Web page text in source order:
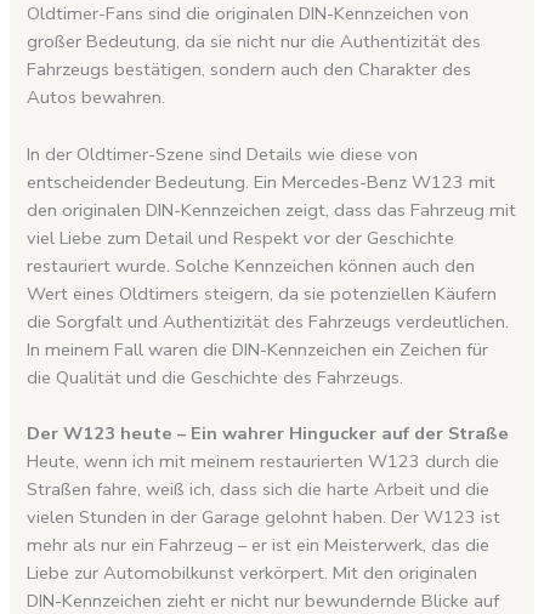
Oldtimer-Fans sind die originalen DIN-Kennzeichen von
großer Bedeutung, da sie nicht nur die Authentizität des
Fahrzeugs bestätigen, sondern auch den Charakter des
Autos bewahren.
In der Oldtimer-Szene sind Details wie diese von
entscheidender Bedeutung. Ein Mercedes-Benz W123 mit
den originalen DIN-Kennzeichen zeigt, dass das Fahrzeug mit
viel Liebe zum Detail und Respekt vor der Geschichte
restauriert wurde. Solche Kennzeichen können auch den
Wert eines Oldtimers steigern, da sie potenziellen Käufern
die Sorgfalt und Authentizität des Fahrzeugs verdeutlichen.
In meinem Fall waren die DIN-Kennzeichen ein Zeichen für
die Qualität und die Geschichte des Fahrzeugs.
Der W123 heute – Ein wahrer Hingucker auf der Straße
Heute, wenn ich mit meinem restaurierten W123 durch die
Straßen fahre, weiß ich, dass sich die harte Arbeit und die
vielen Stunden in der Garage gelohnt haben. Der W123 ist
mehr als nur ein Fahrzeug – er ist ein Meisterwerk, das die
Liebe zur Automobilkunst verkörpert. Mit den originalen
DIN-Kennzeichen zieht er nicht nur bewundernde Blicke auf